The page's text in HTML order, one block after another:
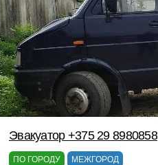
Эвакуатор +375 29 8980858
ПО ГОРОДУ МЕЖГОРОД